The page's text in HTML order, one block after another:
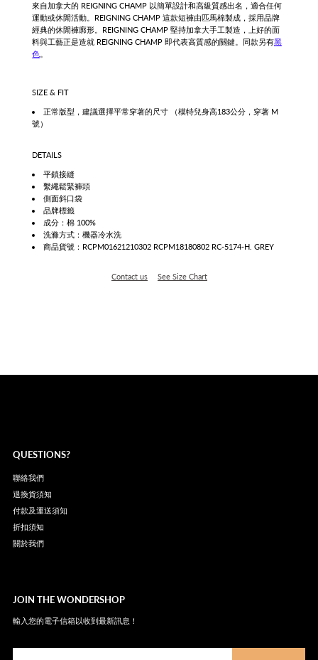
來自加拿大的 REIGNING CHAMP 以簡單設計和高級質感出名，適合任何
運動或休閒活動。 REIGNING CHAMP 這款短褲由匹馬棉製成，採用品牌
經典的休閒褲廓形。 REIGNING CHAMP 堅持加拿大手工製造，上好的面
料與工藝正是造就 REIGNING CHAMP 即代表高質感的關鍵。同款另有黑
色。
SIZE & FIT
正常版型，建議選擇平常穿著的尺寸
（模特兒身高183公分，穿著 M
號）
DETAILS
平鎖接縫
繫繩鬆緊褲頭
側面斜口袋
品牌標籤
成分：棉 100%
洗滌方式：機器冷水洗
商品貨號：RCPM01621210302 RCPM18180802 RC-5174-H. GREY
Contact us See Size Chart
QUESTIONS?
聯絡我們
退換貨須知
付款及運送須知
折扣須知
關於我們
JOIN THE WONDERSHOP
輸入您的電子信箱以收到最新訊息！